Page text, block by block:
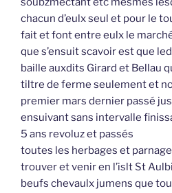
chacun d’eulx seul et pour le
fait et font entre eulx le
que s’ensuit scavoir est que
baille auxdits Girard et Bellau
tiltre de ferme seulement et
premier mars dernier passé
ensuivant sans intervalle
5 ans revoluz et passés
toutes les herbages et
trouver et venir en l’islt St
beufs chevaulx jumens que